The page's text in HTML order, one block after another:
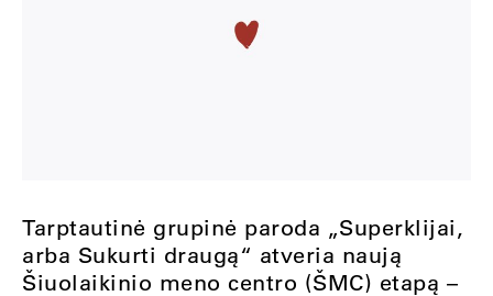
Tarptautinė grupinė paroda „Superklijai,
arba Sukurti draugą“ atveria naują
Šiuolaikinio meno centro (ŠMC) etapą –